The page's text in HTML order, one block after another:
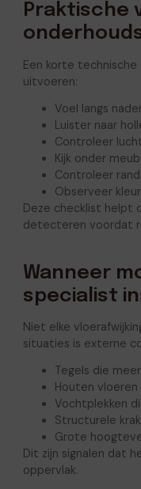
Praktische
Een korte
uitvoeren:
Voel langs
Luister naar
Controleer
Kijk onder
Controleer
Observeer
Deze checklist helpt
detecteren voordat
Wanneer
specialist
Niet elke
situaties is externe
Tegels die
Houten
Vochtplekken
Structurele
Grote
Dit zijn signalen dat
oppervlak.